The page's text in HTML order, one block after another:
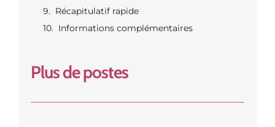
Récapitulatif rapide
Informations complémentaires
Plus de postes